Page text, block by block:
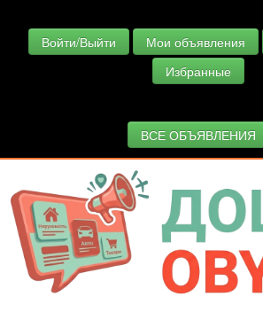
Войти/Выйти Мои объявления
Избранные
ВСЕ ОБЪЯВЛЕНИЯ